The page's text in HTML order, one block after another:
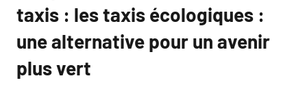
taxis : les taxis écologiques :
une alternative pour un avenir
plus vert